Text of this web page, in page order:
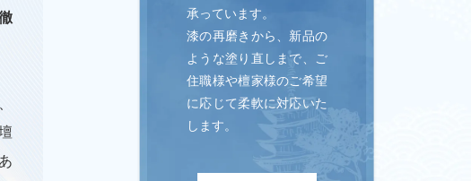
承っています。
漆の再磨きから、新品の
ような塗り直しまで、ご
住職様や檀家様のご希望
に応じて柔軟に対応いた
します。